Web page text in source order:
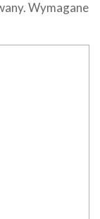
Wymagane